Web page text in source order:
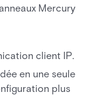
Mercury
client IP.
en une seule
plus